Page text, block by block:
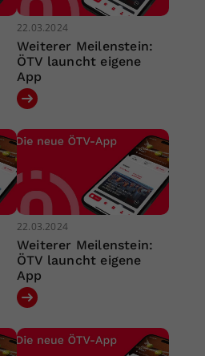
22.03.2024
Weiterer Meilenstein:
ÖTV launcht eigene
App
22.03.2024
Weiterer Meilenstein:
ÖTV launcht eigene
App